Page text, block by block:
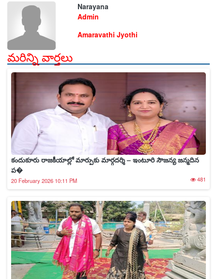
Narayana
Admin
Amaravathi Jyothi
మరిన్ని వార్తలు
కందుకూరు రాజకీయాల్లో మార్పుకు మార్గదర్శి – ఇంటూరి సౌజన్య జన్మదిన
ప�
20 February 2026 10:11 PM 481